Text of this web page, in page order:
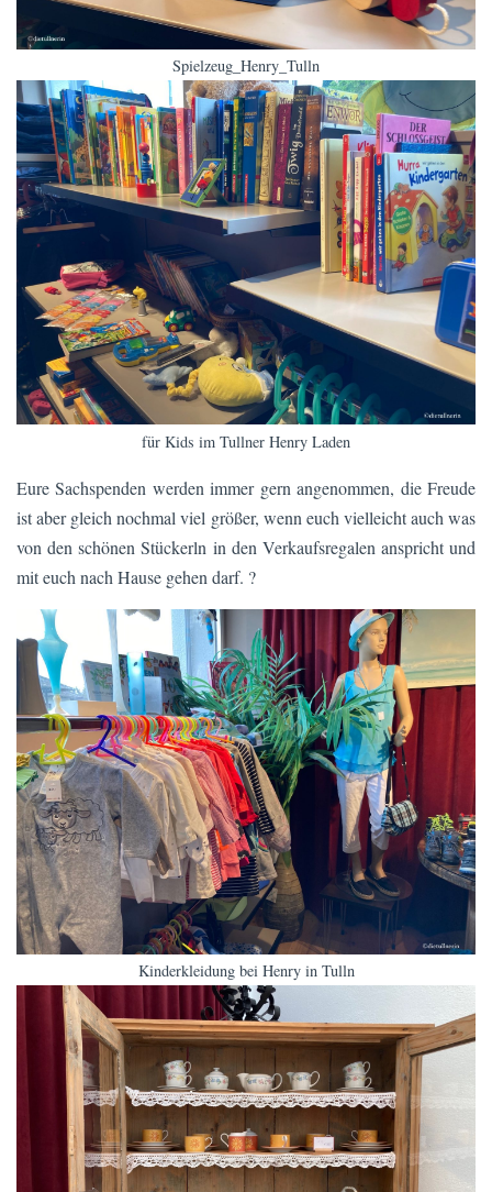
Spielzeug_Henry_Tulln
für Kids im Tullner Henry Laden
Eure Sachspenden werden immer gern angenommen, die Freude
ist aber gleich nochmal viel größer, wenn euch vielleicht auch was
von den schönen Stückerln in den Verkaufsregalen anspricht und
mit euch nach Hause gehen darf. ?
Kinderkleidung bei Henry in Tulln